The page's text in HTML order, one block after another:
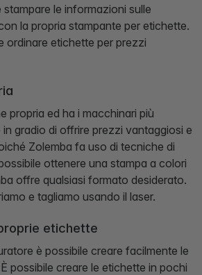
le informazioni sulle
la propria stampante per etichette.
ordinare etichette per prezzi
propria ed ha i macchinari più
gradio di offrire prezzi vantaggiosi e
Zolemba fa uso di tecniche di
ottenere una stampa a colori
offre qualsiasi formato desiderato.
e tagliamo usando il laser.
etichette
è possibile creare facilmente le
possibile creare le etichette in pochi